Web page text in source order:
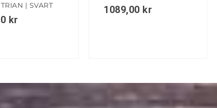
| SVART
kr
1089,00 kr